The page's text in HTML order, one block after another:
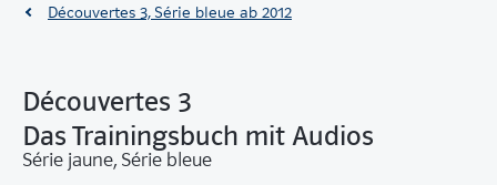
Découvertes 3, Série bleue ab 2012
Découvertes 3
Das Trainingsbuch mit Audios
Série jaune, Série bleue